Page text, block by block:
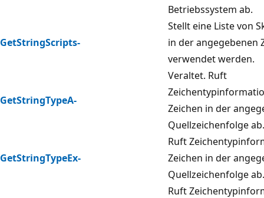
Betriebssystem ab.
GetStringScripts-
Stellt eine Liste von
in der angegebenen
verwendet werden.
GetStringTypeA-
Veraltet. Ruft
Zeichen in der
Quellzeichenfolge ab.
GetStringTypeEx-
Ruft
Zeichen in der
Quellzeichenfolge ab.
Ruft